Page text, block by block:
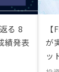
る 8
績発表
が
ッ